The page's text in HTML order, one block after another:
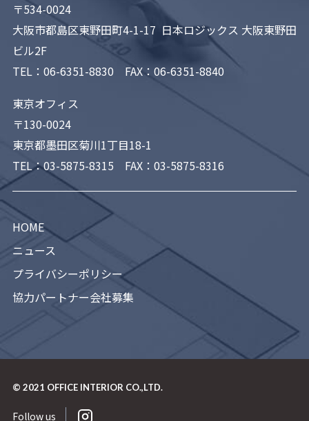
〒534-0024
大阪市都島区東野田町4-1-17 日本ロジックス 大阪東野田
ビル2F
TEL： 06-6351-8830 FAX：06-6351-8840
東京オフィス
〒130-0024
東京都墨田区菊川1丁目18-1
TEL：03-5875-8315 FAX：03-5875-8316
HOME
ニュース
プライバシーポリシー
協力パートナー会社募集
© 2021 OFFICE INTERIOR CO.,LTD.
Follow us